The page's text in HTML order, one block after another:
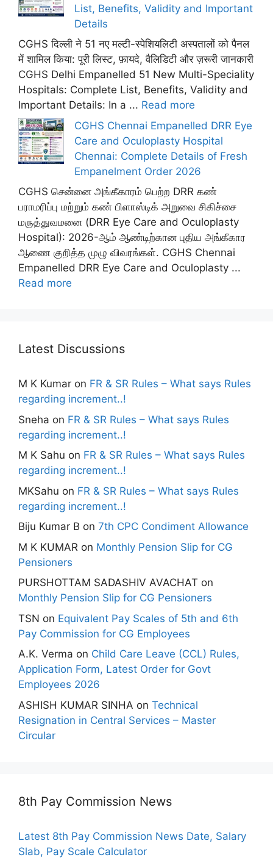
List, Benefits, Validity and Important
Details
CGHS दिल्ली ने 51 नए मल्टी-स्पेशियलिटी अस्पतालों को पैनल
में शामिल किया: पूरी लिस्ट, फ़ायदे, वैलिडिटी और ज़रूरी जानकारी
CGHS Delhi Empanelled 51 New Multi-Speciality
Hospitals: Complete List, Benefits, Validity and
Important Details: In a ... Read more
CGHS Chennai Empanelled DRR Eye
Care and Oculoplasty Hospital
Chennai: Complete Details of Fresh
Empanelment Order 2026
CGHS சென்னை அங்கீகாரம் பெற்ற DRR கண்
பராமரிப்பு மற்றும் கண் பிளாஸ்டிக் அறுவை சிகிச்சை
மருத்துவமனை (DRR Eye Care and Oculoplasty
Hospital): 2026-ஆம் ஆண்டிற்கான புதிய அங்கீகார
ஆணை குறித்த முழு விவரங்கள். CGHS Chennai
Empanelled DRR Eye Care and Oculoplasty ...
Read more
Latest Discussions
M K Kumar on FR & SR Rules – What says Rules
regarding increment..!
Sneha on FR & SR Rules – What says Rules
regarding increment..!
M K Sahu on FR & SR Rules – What says Rules
regarding increment..!
MKSahu on FR & SR Rules – What says Rules
regarding increment..!
Biju Kumar B on 7th CPC Condiment Allowance
M K KUMAR on Monthly Pension Slip for CG
Pensioners
PURSHOTTAM SADASHIV AVACHAT on
Monthly Pension Slip for CG Pensioners
TSN on Equivalent Pay Scales of 5th and 6th
Pay Commission for CG Employees
A.K. Verma on Child Care Leave (CCL) Rules,
Application Form, Latest Order for Govt
Employees 2026
ASHISH KUMAR SINHA on Technical
Resignation in Central Services – Master
Circular
8th Pay Commission News
Latest 8th Pay Commission News Date, Salary
Slab, Pay Scale Calculator